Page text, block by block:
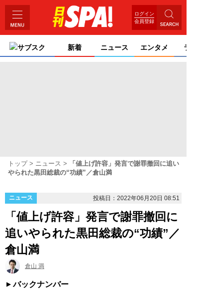
ログイン
会員登録
サブスク 新着 ニュース エンタメ ライ
トップ ニュース
「値上げ許容」発言で謝罪撤回に追い
やられた黒田総裁の“功績”／倉山満
ニュース 投稿日：2022年06月20日 08:51
「値上げ許容」発言で謝罪撤回に
追いやられた黒田総裁の“功績”／
倉山満
倉山 満
バックナンバー